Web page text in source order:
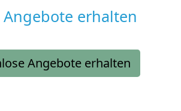
erhalten
Angebote erhalten